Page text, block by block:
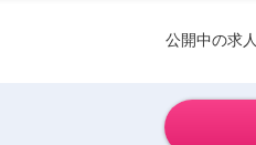
公開中の求人